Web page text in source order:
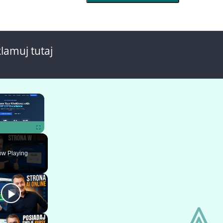
tutaj
×
Fullscreen
Playing